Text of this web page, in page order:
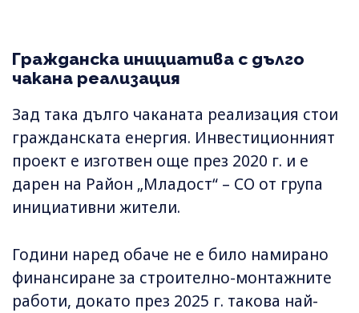
Гражданска инициатива с дълго
чакана реализация
Зад така дълго чаканата реализация стои
гражданската енергия. Инвестиционният
проект е изготвен още през 2020 г. и е
дарен на Район „Младост“ – СО от група
инициативни жители.
Години наред обаче не е било намирано
финансиране за строително-монтажните
работи, докато през 2025 г. такова най-